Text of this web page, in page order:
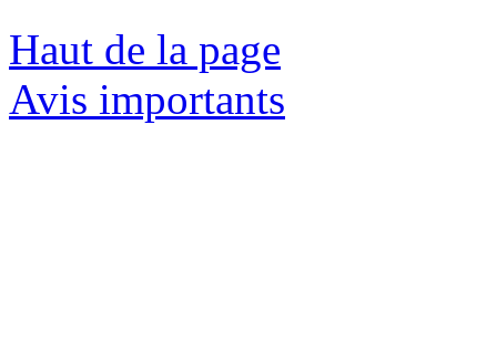
Haut de la page
Avis importants